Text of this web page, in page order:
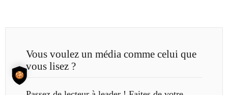
Vous voulez un média comme celui que
vous lisez ?